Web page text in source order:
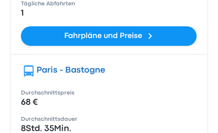
Tägliche Abfahrten
1
Fahrpläne und Preise
Paris - Bastogne
Durchschnittspreis
68 €
Durchschnittsdauer
8Std. 35Min.